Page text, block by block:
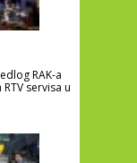
RAK-a
servisa u